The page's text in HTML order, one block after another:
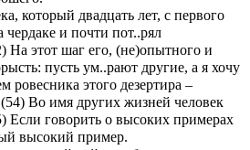
который двадцать лет, с первого
и почти пот..рял
На этот шаг его, (не)опытного и
пусть ум..рают другие, а я хочу
ровесника этого дезертира –
Во имя других жизней человек
Если говорить о высоких примерах
высокий пример.